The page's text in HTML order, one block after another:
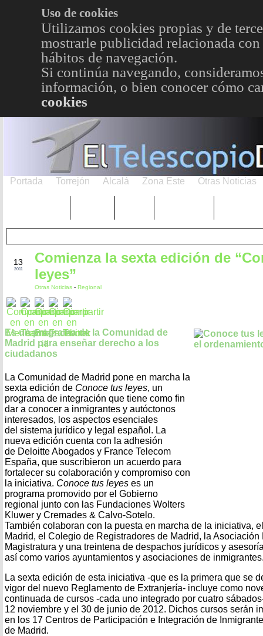
Uso de cookies
Utilizamos cookies propias y de
mostrarle publicidad relacionada
hábitos de navegación.
Si continúa navegando,
información, o bien conocer cómo
cookies
Portada Torrejón Alcalá Zona Este Otras Noticias
13
2011
Comienza la sexta edición de
leyes”
Otras Noticias - Regional
Es un programa de la Comunidad de
Madrid para enseñar derecho a los
ciudadanos
La Comunidad de Madrid pone en marcha la
sexta edición de Conoce tus leyes, un
programa de integración que tiene como fin
dar a conocer a inmigrantes y autóctonos
interesados, los aspectos esenciales
del sistema jurídico y legal español. La
nueva edición cuenta con la adhesión
de Deloitte Abogados y France Telecom
España, que suscribieron un acuerdo para
fortalecer su colaboración y compromiso con
la iniciativa. Conoce tus leyes es un
programa promovido por el Gobierno
regional junto con las Fundaciones Wolters
Kluwer y Cremades & Calvo-Sotelo.
También colaboran con la puesta en marcha de la iniciativa,
Madrid, el Colegio de Registradores de Madrid, la
Magistratura y una treintena de despachos jurídicos y
así como varios ayuntamientos y asociaciones de
La sexta edición de esta iniciativa -que es la primera que se
vigor del nuevo Reglamento de Extranjería- incluye como
continuada de cursos -cada uno integrado por cuatro
12 noviembre y el 30 de junio de 2012. Dichos cursos serán
en los 17 Centros de Participación e Integración de
de Madrid.